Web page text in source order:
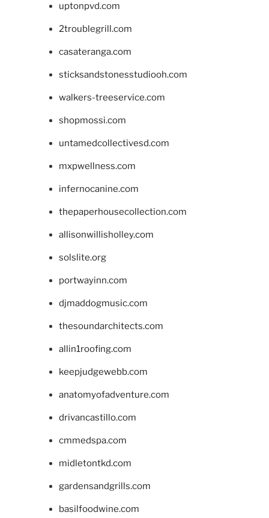
uptonpvd.com
2troublegrill.com
casateranga.com
sticksandstonesstudiooh.com
walkers-treeservice.com
shopmossi.com
untamedcollectivesd.com
mxpwellness.com
infernocanine.com
thepaperhousecollection.com
allisonwillisholley.com
solslite.org
portwayinn.com
djmaddogmusic.com
thesoundarchitects.com
allin1roofing.com
keepjudgewebb.com
anatomyofadventure.com
drivancastillo.com
cmmedspa.com
midletontkd.com
gardensandgrills.com
basilfoodwine.com